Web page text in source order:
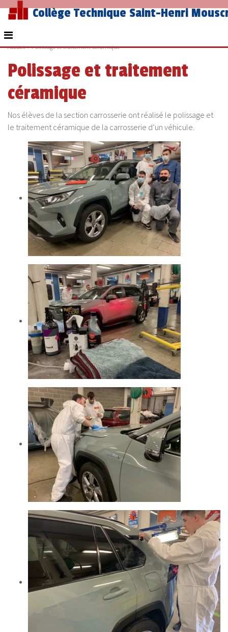
Collège Technique Saint-Henri
Accueil»Polissage et traitement céramique
Polissage et traitement
céramique
Nos élèves de la section carrosserie ont réalisé le polissage et
le traitement céramique de la carrosserie d’un véhicule.